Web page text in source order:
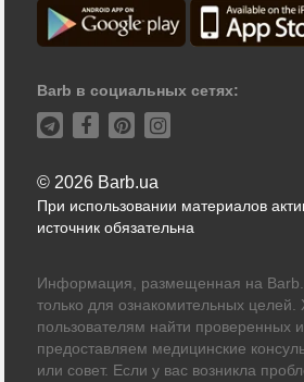
Barb в социальных сетях:
© 2026 Barb.ua
При использовании материалов
источник обязательна
Информация, размещенная на
только для ознакомительных
пользователям найти проверенных
предоставляем медицинские
или совет. Если у вас возникла